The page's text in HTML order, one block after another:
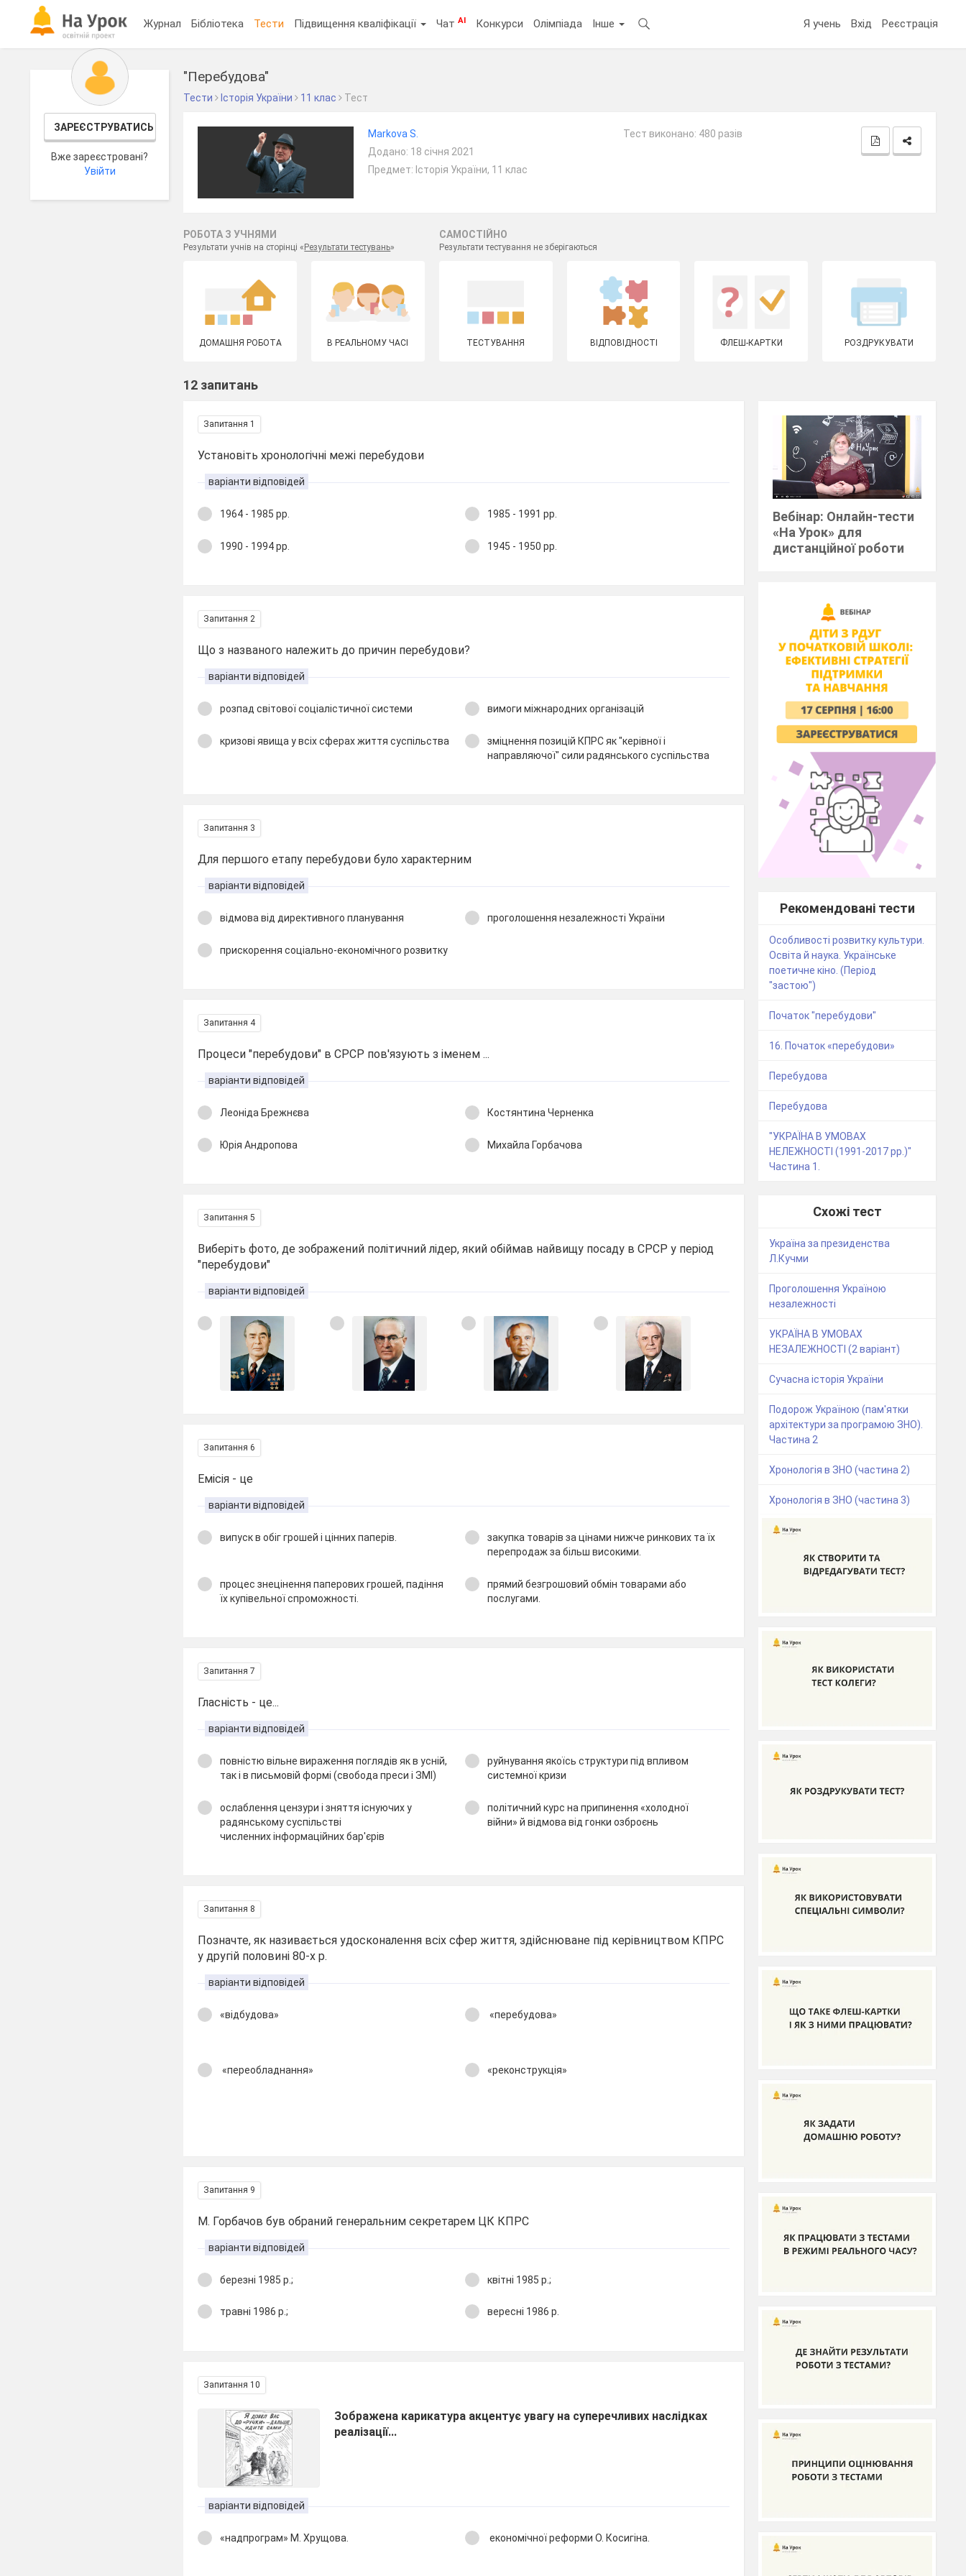
Журнал Бібліотека Тести Підвищення кваліфікації ЧатAI Конкурси Олімпіада Інше Я учень Вхід Реєстрація
ЗАРЕЄСТРУВАТИСЬ
Вже зареєстровані?
Увійти
"Перебудова"
Тести Історія України 11 клас Тест
Markova S.
Додано: 18 січня 2021
Предмет: Історія України, 11 клас
Тест виконано: 480 разів
РОБОТА З УЧНЯМИ
Результати учнів на сторінці « Результати тестувань»
САМОСТІЙНО
Результати тестування не зберігаються
ДОМАШНЯ РОБОТА В РЕАЛЬНОМУ ЧАСІ ТЕСТУВАННЯ ВІДПОВІДНОСТІ ФЛЕШ-КАРТКИ РОЗДРУКУВАТИ
12 запитань
Запитання 1
Установіть хронологічні межі перебудови
варіанти відповідей
1964 - 1985 рр. 1985 - 1991 рр.
1990 - 1994 рр. 1945 - 1950 рр.
Запитання 2
Що з названого належить до причин перебудови?
варіанти відповідей
розпад світової соціалістичної системи вимоги міжнародних організацій
кризові явища у всіх сферах життя суспільства
зміцнення позицій КПРС як "керівної і
направляючої" сили радянського суспільства
Запитання 3
Для першого етапу перебудови було характерним
варіанти відповідей
відмова від директивного планування проголошення незалежності України
прискорення соціально-економічного розвитку
Запитання 4
Процеси "перебудови" в СРСР пов′язують з іменем ...
варіанти відповідей
Леоніда Брежнєва Костянтина Черненка
Юрія Андропова Михайла Горбачова
Запитання 5
Виберіть фото, де зображений політичний лідер, який обіймав найвищу посаду в СРСР у період
"перебудови"
варіанти відповідей
Запитання 6
Емісія - це
варіанти відповідей
випуск в обіг грошей і цінних паперів.
закупка товарів за цінами нижче ринкових та їх
перепродаж за більш високими.
процес знецінення паперових грошей, падіння
їх купівельної спроможності.
прямий безгрошовий обмін товарами або
послугами.
Запитання 7
Гласність - це...
варіанти відповідей
повністю вільне вираження поглядів як в усній,
так і в письмовій формі (свобода преси і ЗМІ)
руйнування якоїсь структури під впливом
системної кризи
ослаблення цензури і зняття існуючих у
радянському суспільстві
численних інформаційних бар'єрів
політичний курс на припинення «холодної
війни» й відмова від гонки озброєнь
Запитання 8
Позначте, як називається удосконалення всіх сфер життя, здійснюване під керівництвом КПРС
у другій половині 80-х р.
варіанти відповідей
«відбудова» «перебудова»
«переобладнання» «реконструкція»
Запитання 9
М. Горбачов був обраний генеральним секретарем ЦК КПРС
варіанти відповідей
березні 1985 р.; квітні 1985 р.;
травні 1986 р.; вересні 1986 р.
Запитання 10
Зображена карикатура акцентує увагу на суперечливих наслідках
реалізації...
варіанти відповідей
«надпрограм» М. Хрущова. економічної реформи О. Косигіна.
Вебінар: Онлайн-тести
«На Урок» для
дистанційної роботи
Рекомендовані тести
Особливості розвитку культури.
Освіта й наука. Українське
поетичне кіно. (Період
"застою")
Початок "перебудови"
16. Початок «перебудови»
Перебудова
Перебудова
"УКРАЇНА В УМОВАХ
НЕЛЕЖНОСТІ (1991-2017 рр.)"
Частина 1.
Схожі тест
Україна за президенства
Л.Кучми
Проголошення Україною
незалежності
УКРАЇНА В УМОВАХ
НЕЗАЛЕЖНОСТІ (2 варіант)
Сучасна історія України
Подорож Україною (пам'ятки
архітектури за програмою ЗНО).
Частина 2
Хронологія в ЗНО (частина 2)
Хронологія в ЗНО (частина 3)